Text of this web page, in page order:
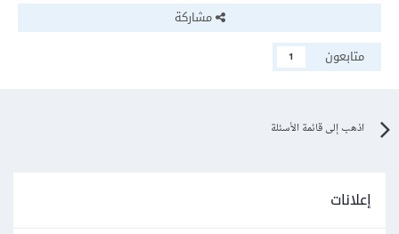
مشاركة
متابعون
1
اذهب إلى قائمة الأسئلة
إعلانات